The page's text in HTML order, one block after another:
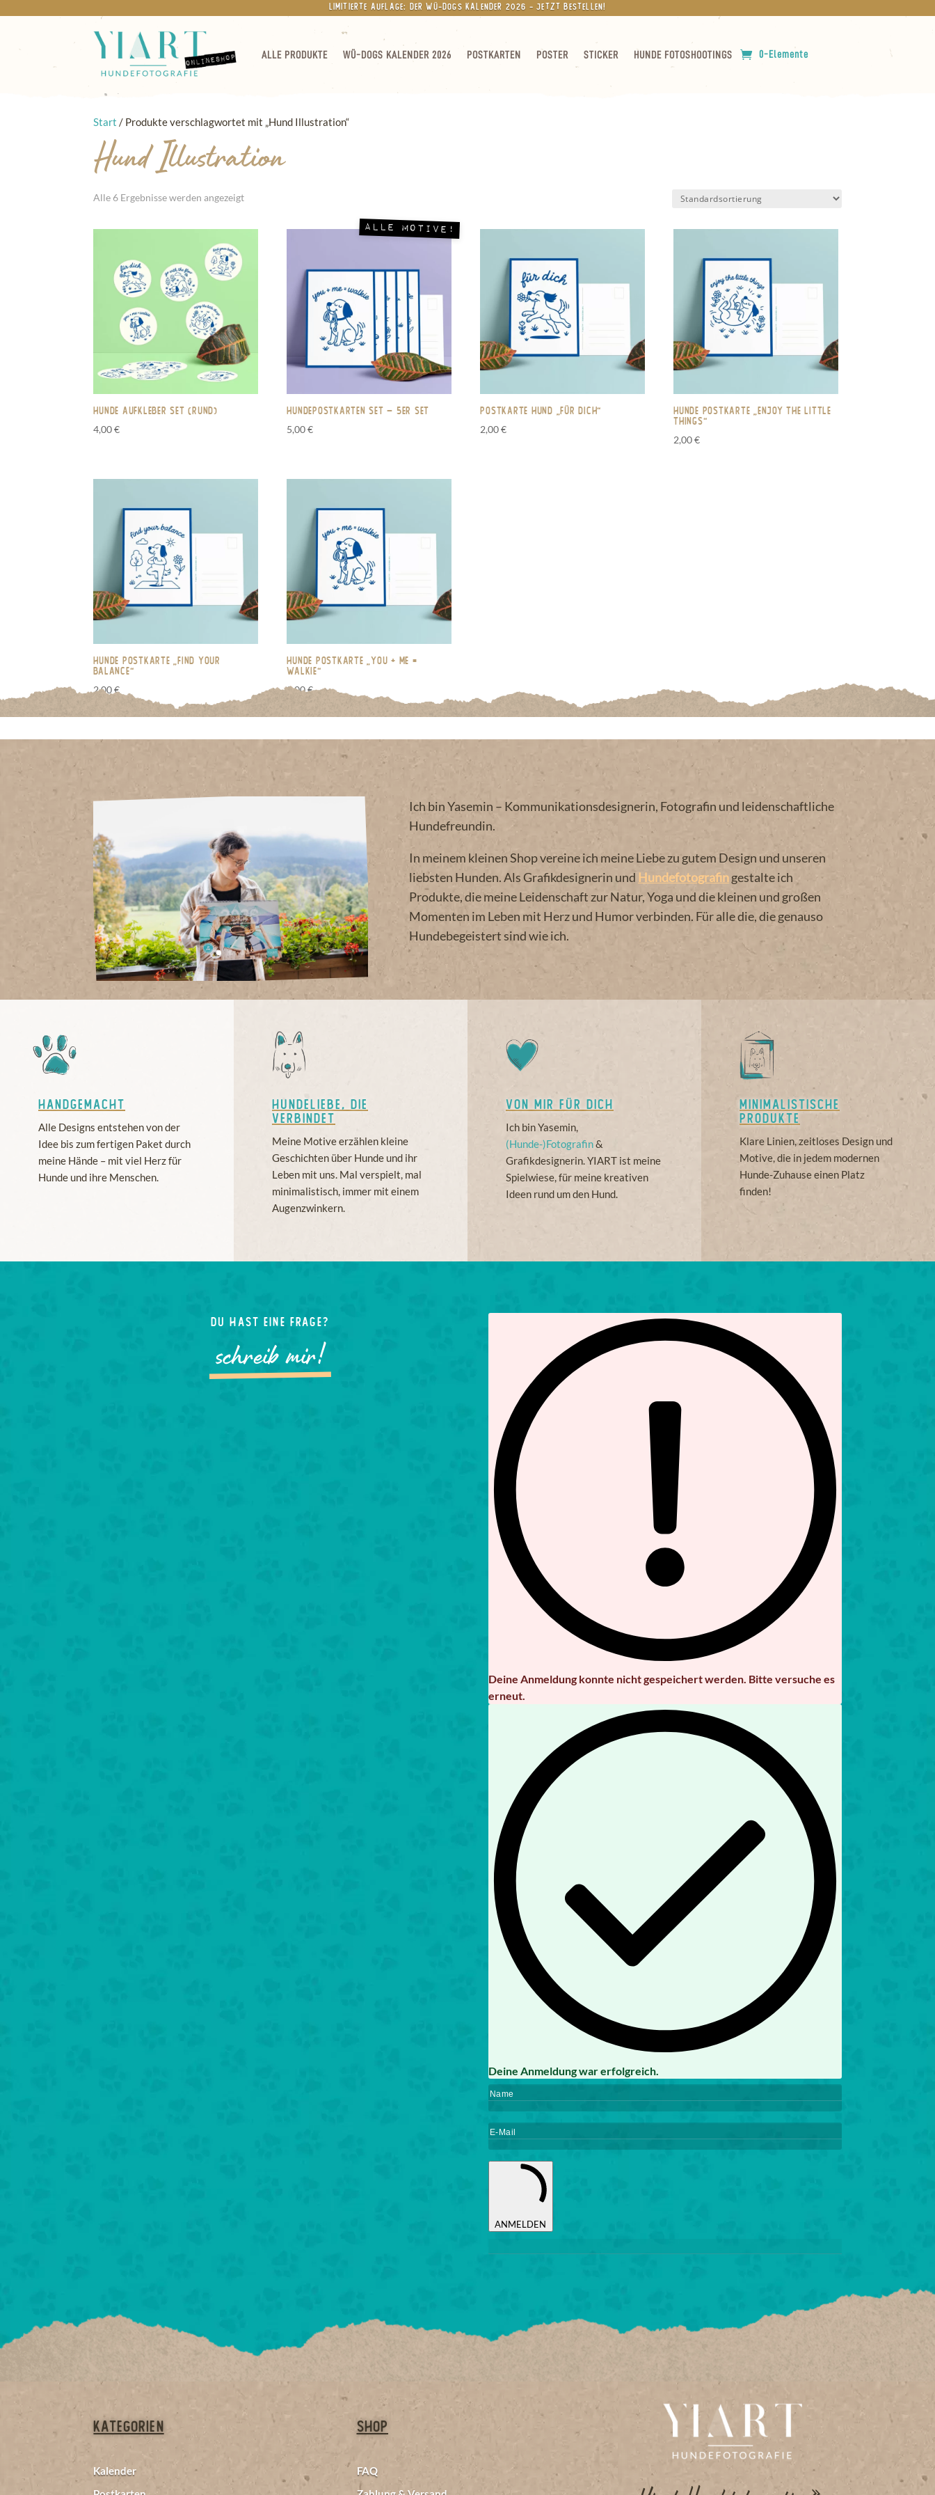
Limitierte Auflage: Der Wü-Dogs Kalender 2026 - jetzt bestellen!
ALLE PRODUKTE WÜ-DOGS KALENDER 2026 POSTKARTEN POSTER STICKER HUNDE FOTOSHOOTINGS 0-Elemente
Start / Produkte verschlagwortet mit „Hund Illustration“
Hund Illustration
Alle 6 Ergebnisse werden angezeigt
Hunde Aufkleber Set (rund)
4,00€
Alle Motive!
Hundepostkarten Set – 5er Set
5,00€
Postkarte Hund „Für dich“
2,00€
Hunde Postkarte „Enjoy the little
things“
2,00€
Hunde Postkarte „Find your
Balance“
2,00€
Hunde Postkarte „You + me =
walkie“
2,00€
Ich bin Yasemin – Kommunikationsdesignerin, Fotografin und leidenschaftliche
Hundefreundin.
In meinem kleinen Shop vereine ich meine Liebe zu gutem Design und unseren
liebsten Hunden. Als Grafikdesignerin und Hundefotografingestalte ich
Produkte, die meine Leidenschaft zur Natur, Yoga und die kleinen und großen
Momenten im Leben mit Herz und Humor verbinden. Für alle die, die genauso
Hundebegeistert sind wie ich.
Handgemacht
Alle Designs entstehen von der
Idee bis zum fertigen Paket durch
meine Hände – mit viel Herz für
Hunde und ihre Menschen.
Hundeliebe, die
verbindet
Meine Motive erzählen kleine
Geschichten über Hunde und ihr
Leben mit uns. Mal verspielt, mal
minimalistisch, immer mit einem
Augenzwinkern.
Von mir für dich
Ich bin Yasemin,
(Hunde-)Fotografin&
Grafikdesignerin. YIART ist meine
Spielwiese, für meine kreativen
Ideen rund um den Hund.
Minimalistische
Produkte
Klare Linien, zeitloses Design und
Motive, die in jedem modernen
Hunde-Zuhause einen Platz
finden!
Du hast eine Frage?
schreib mir!
Unser Shop Newsletter!
Deine Anmeldung konnte nicht gespeichert werden. Bitte versuche es
erneut.
Deine Anmeldung war erfolgreich.
ANMELDEN
Kategorien
Kalender
Shop
FAQ